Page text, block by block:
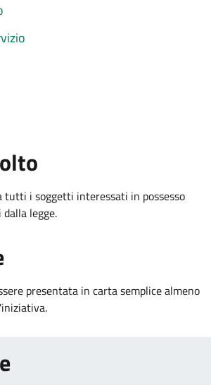
tutti i soggetti interessati in possesso
legge.
:
presentata in carta semplice almeno
.